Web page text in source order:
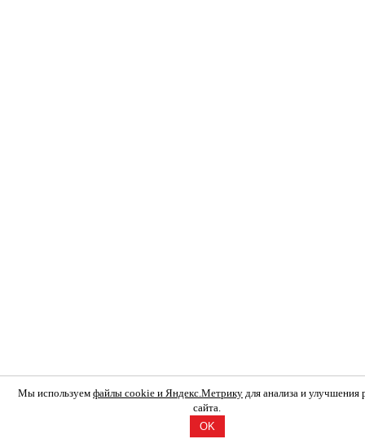
Мы используем файлы cookie и Яндекс.Метрику для анализа и улучшения
сайта.
OK